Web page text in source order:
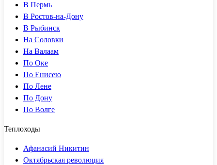
В Пермь
В Ростов-на-Дону
В Рыбинск
На Соловки
На Валаам
По Оке
По Енисею
По Лене
По Дону
По Волге
Теплоходы
Афанасий Никитин
Октябрьская революция